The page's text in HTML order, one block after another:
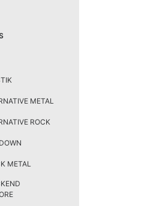
METAL
ROCK
METAL